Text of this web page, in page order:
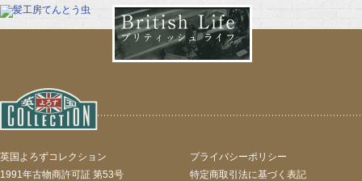
英国よろずコレクション
1991年古物商許可証 第53号
プライバシーポリシー
特定商取引法に基づく表記